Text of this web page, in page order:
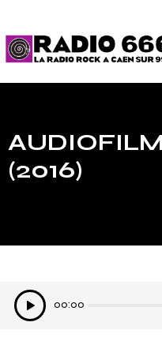
(2016)
Lecteur
audio
00:00